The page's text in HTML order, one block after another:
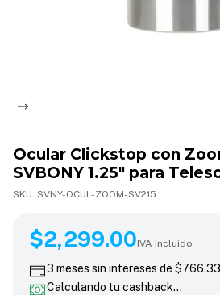
Ocular Clickstop con
SVBONY 1.25" para
SKU: SVNY-OCUL-ZOOM-SV215
$2,299.00
$2,299.00IVA incluido
3 meses sin intereses de $766.33
Calculando tu cashback…